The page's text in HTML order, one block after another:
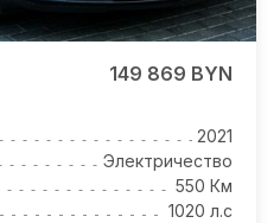
149 869 BYN
2021
Электричество
550 Км
1020 л.с